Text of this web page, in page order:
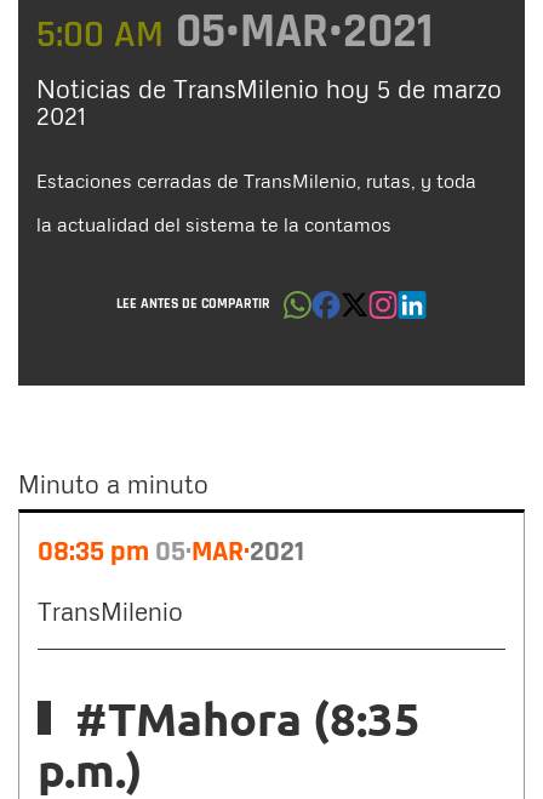
5:00 AM 05•MAR•2021
Noticias de TransMilenio hoy 5 de marzo
2021
Estaciones cerradas de TransMilenio, rutas, y toda
la actualidad del sistema te la contamos
LEE ANTES DE COMPARTIR
Minuto a minuto
08:35 pm 05 MAR 2021
TransMilenio
#TMahora (8:35
p.m.)